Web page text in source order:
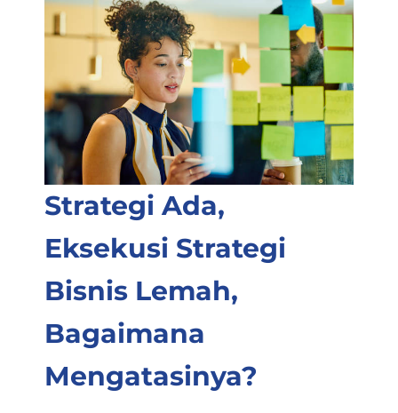
Strategi Ada,
Eksekusi Strategi
Bisnis Lemah,
Bagaimana
Mengatasinya?